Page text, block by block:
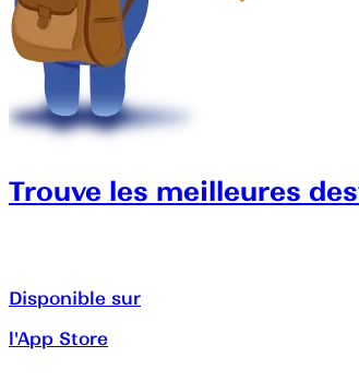
Trouve les meilleures
Disponible sur
l'App Store